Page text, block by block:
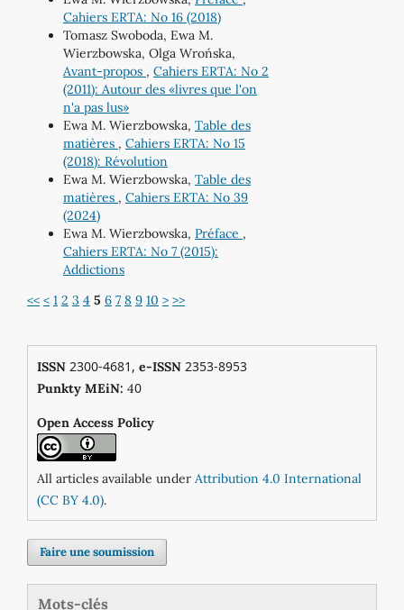
Cahiers ERTA: No 16 (2018)
Tomasz Swoboda, Ewa M.
Wierzbowska, Olga Wrońska,
Avant-propos , Cahiers ERTA: No 2
(2011): Autour des «livres que l'on
n'a pas lus»
Ewa M. Wierzbowska, Table des
matières , Cahiers ERTA: No 15
(2018): Révolution
Ewa M. Wierzbowska, Table des
matières , Cahiers ERTA: No 39
(2024)
Ewa M. Wierzbowska, Préface ,
Cahiers ERTA: No 7 (2015):
Addictions
<< < 1 2 3 4 5 6 7 8 9 10 > >>
ISSN2300-4681, e-ISSN2353-8953
Punkty MEiN: 40
Open Access Policy
All articles available under Attribution 4.0 International
(CC BY 4.0).
Faire une soumission
Mots-clés